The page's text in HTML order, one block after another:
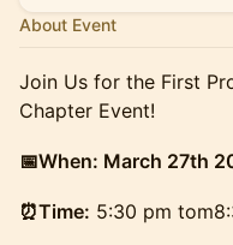
About Event
Join Us for the First
Chapter Event!
📅When: March 27th
⏰Time: 5:30 pm